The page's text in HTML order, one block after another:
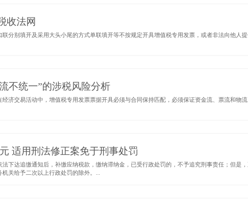
收法网
分别填开及采用大头小尾的方式单联填开等不按规定开具增值税专用发票，或者非法向他人
不统一”的涉税风险分析
济交易活动中，增值税专用发票票据开具必须与合同保持匹配，必须保证资金流、票流和物
适用刑法修正案免于刑事处罚
下达追缴通知后，补缴应纳税款，缴纳滞纳金，已受行政处罚的，不予追究刑事责任；但是
关给予二次以上行政处罚的除外。...